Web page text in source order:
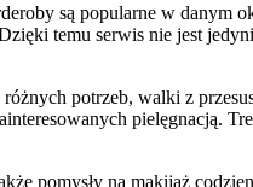
są popularne w danym
temu serwis nie jest
potrzeb, walki z
pielęgnacją.
pomysły na makijaż